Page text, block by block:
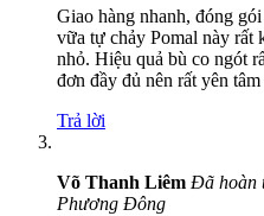
Giao hàng nhanh, đóng
vữa tự chảy Pomal này rất
nhỏ. Hiệu quả bù co ngót
đơn đầy đủ nên rất yên
Trả lời
Võ Thanh Liêm Đã hoàn
Phương Đông